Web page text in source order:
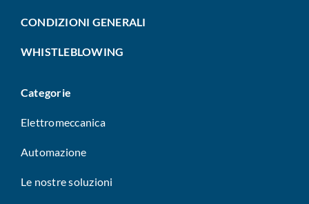
CONDIZIONI GENERALI
WHISTLEBLOWING
Categorie
Elettromeccanica
Automazione
Le nostre soluzioni